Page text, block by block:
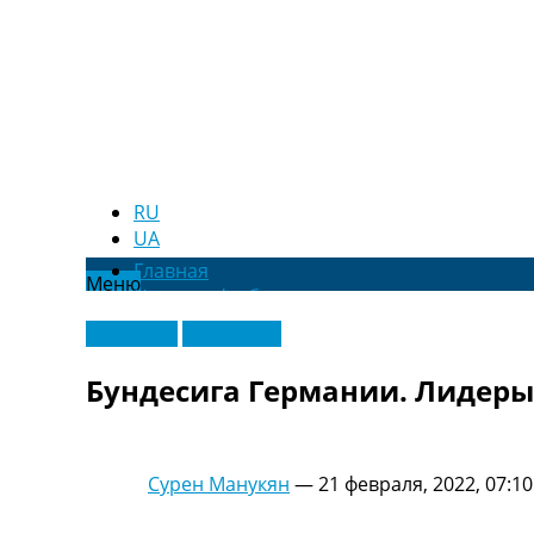
RU
UA
МенюГлавная
Новости футбола
Видео
Трансферы
Новости футбола Украины
Последние комментарии
Рейтинги
Бундесига Германии.
Сурен Манукян —21 февраля, 2022, 07:10